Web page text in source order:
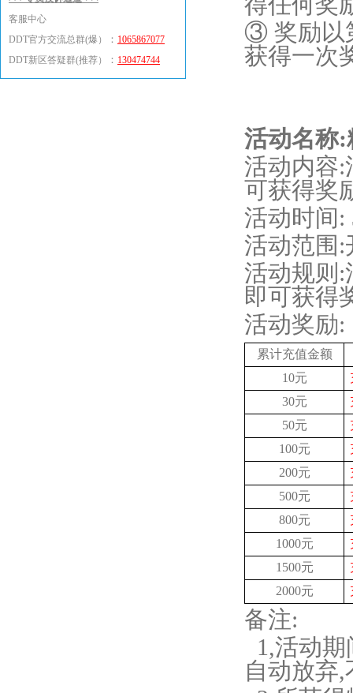
客服中心
DDT官方交流总群(爆）
： 1065867077
DDT新区答疑群(推荐）
： 130474744
③ 奖励以
获得一次
活动名称:
活动内容:
可获得奖
活动时间 :
活动范围 :
活动规则 :
即可获得
活动奖励:
累计充值金额
10元
30元
50元
100元
200元
500元
800元
1000元
1500元
2000元
备注:
1,活动期
自动放弃,